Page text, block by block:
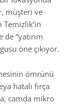
müşteri ve
de “yatırım
öne çıkıyor.
ömrünü
hatalı fırça
camda mikro